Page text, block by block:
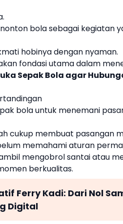
bola sebagai kegiatan
hobinya dengan nyaman.
fondasi utama dalam
Sepak Bola agar
bola untuk menemani
cukup membuat pasangan
memahami aturan
mengobrol santai atau
berkualitas.
Ferry Kadi: Dari Nol
Digital